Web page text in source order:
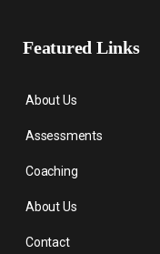
Featured Links
About Us
Assessments
Coaching
About Us
Contact